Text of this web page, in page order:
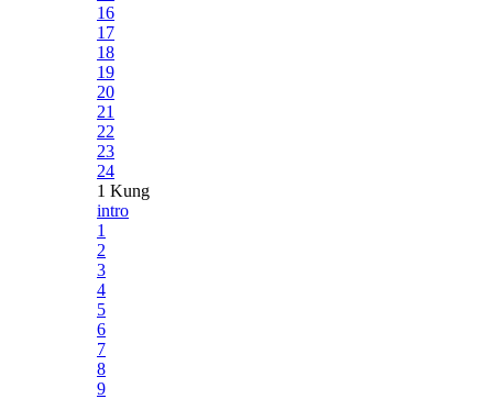
16
17
18
19
20
21
22
23
24
1 Kung
intro
1
2
3
4
5
6
7
8
9